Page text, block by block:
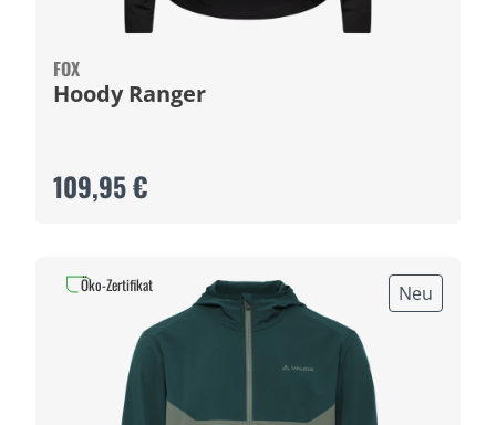
FOX
Hoody Ranger
109,95 €
Neu
Öko-Zertifikat